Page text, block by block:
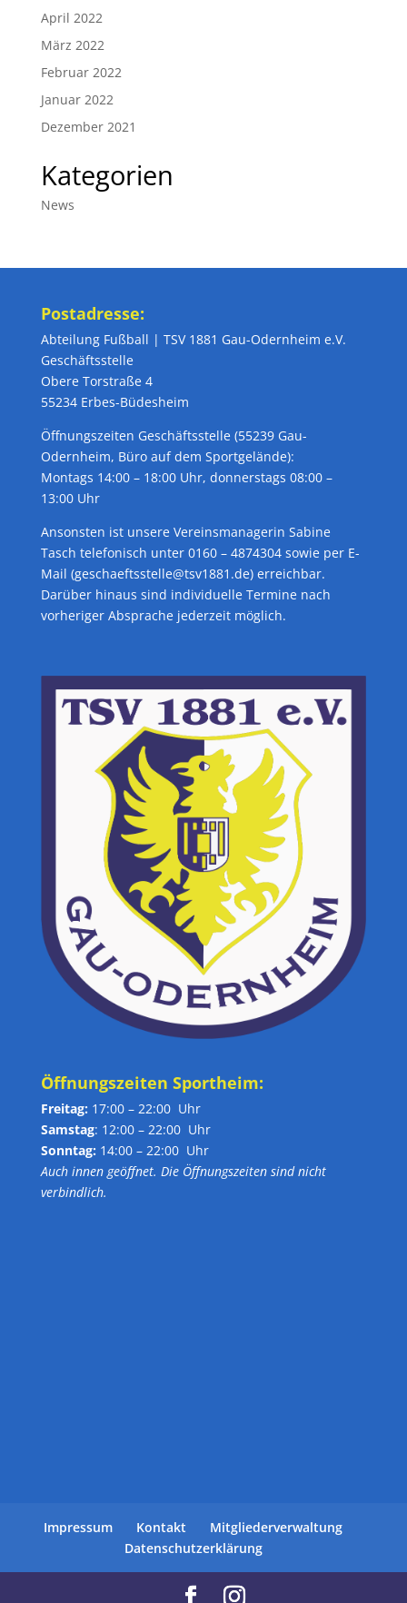
April 2022
März 2022
Februar 2022
Januar 2022
Dezember 2021
Kategorien
News
Postadresse:
Abteilung Fußball | TSV 1881 Gau-Odernheim e.V.
Geschäftsstelle
Obere Torstraße 4
55234 Erbes-Büdesheim
Öffnungszeiten Geschäftsstelle (55239 Gau-
Odernheim, Büro auf dem Sportgelände):
Montags 14:00 – 18:00 Uhr, donnerstags 08:00 –
13:00 Uhr
Ansonsten ist unsere Vereinsmanagerin Sabine
Tasch telefonisch unter 0160 – 4874304 sowie per E-
Mail (geschaeftsstelle@tsv1881.de) erreichbar.
Darüber hinaus sind individuelle Termine nach
vorheriger Absprache jederzeit möglich.
Öffnungszeiten Sportheim:
Freitag: 17:00 – 22:00 Uhr
Samstag: 12:00 – 22:00 Uhr
Sonntag: 14:00 – 22:00 Uhr
Auch innen geöffnet. Die Öffnungszeiten sind nicht
verbindlich.
Impressum Kontakt
Mitgliederverwaltung
Datenschutzerklärung